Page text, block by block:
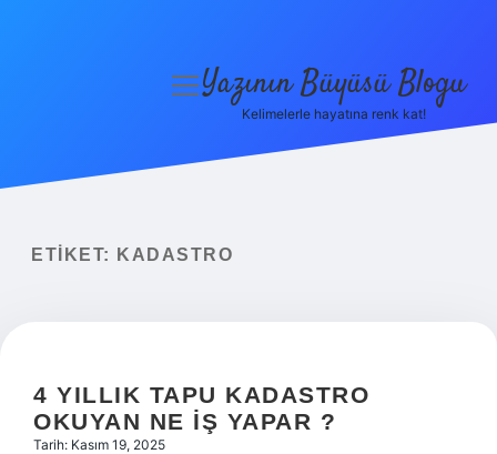
Yasal Uyarı
menüyü
Yazının Büyüsü Blogu
Kelimelerle hayatına renk kat!
ETIKET: KADASTRO
4 YILLIK TAPU KADASTRO
OKUYAN NE IŞ YAPAR ?
Tarih: Kasım 19, 2025